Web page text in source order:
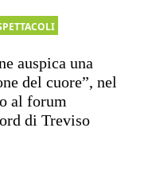
auspica una
del cuore”, nel
al forum
di Treviso